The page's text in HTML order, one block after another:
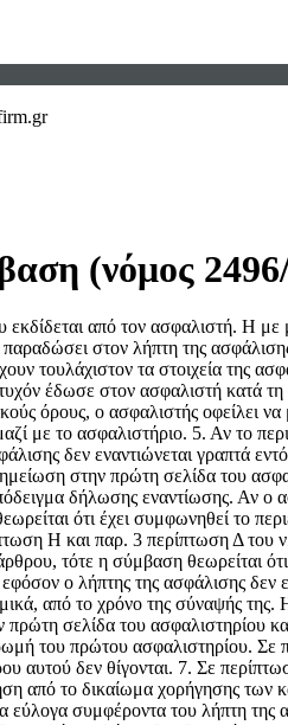
(νόμος
από τον ασφαλιστή. Η
στον λήπτη της
τουλάχιστον τα στοιχεία της
έδωσε στον ασφαλιστή
όρους, ο ασφαλιστής οφείλει
με το ασφαλιστήριο. 5. Αν το
δεν εναντιώνεται γραπτά
στην πρώτη σελίδα του
δήλωσης εναντίωσης. Αν
ότι έχει συμφωνηθεί το
Η και παρ. 3 περίπτωση Δ του
τότε η σύμβαση θεωρείται
ο λήπτης της ασφάλισης
από το χρόνο της σύναψής
σελίδα του ασφαλιστηρίου
του πρώτου ασφαλιστηρίου. Σε
αυτού δεν θίγονται. 7. Σε
από το δικαίωμα χορήγησης
συμφέροντα του λήπτη της